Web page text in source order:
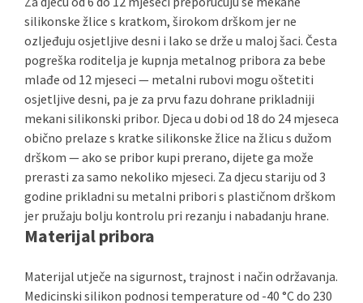
silikonske žlice s kratkom, širokom drškom jer ne
ozljeđuju osjetljive desni i lako se drže u maloj šaci. Česta
pogreška roditelja je kupnja metalnog pribora za bebe
mlađe od 12 mjeseci — metalni rubovi mogu oštetiti
osjetljive desni, pa je za prvu fazu dohrane prikladniji
mekani silikonski pribor. Djeca u dobi od 18 do 24 mjeseca
obično prelaze s kratke silikonske žlice na žlicu s dužom
drškom — ako se pribor kupi prerano, dijete ga može
prerasti za samo nekoliko mjeseci. Za djecu stariju od 3
godine prikladni su metalni pribori s plastičnom drškom
jer pružaju bolju kontrolu pri rezanju i nabadanju hrane.
Materijal pribora
Materijal utječe na sigurnost, trajnost i način održavanja.
Medicinski silikon podnosi temperature od -40 °C do 230